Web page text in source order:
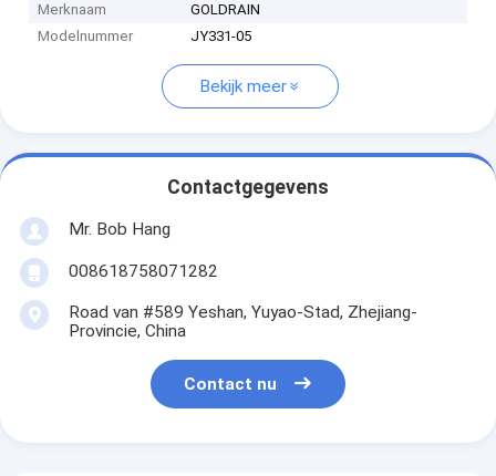
Merknaam
GOLDRAIN
Modelnummer
JY331-05
Bekijk meer
Contactgegevens
Mr. Bob Hang
008618758071282
Road van #589 Yeshan, Yuyao-Stad, Zhejiang-
Provincie, China
Contact nu